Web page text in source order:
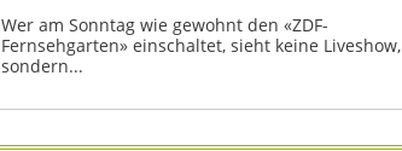
Wer am Sonntag wie gewohnt den «ZDF-
Fernsehgarten» einschaltet, sieht keine Liveshow,
sondern...